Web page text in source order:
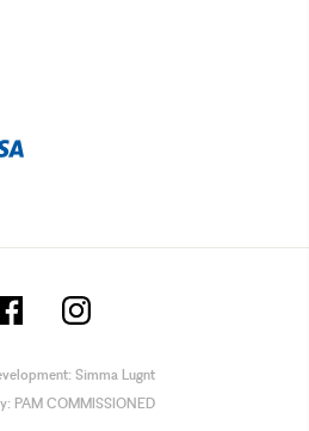
Simma Lugnt
PAM COMMISSIONED